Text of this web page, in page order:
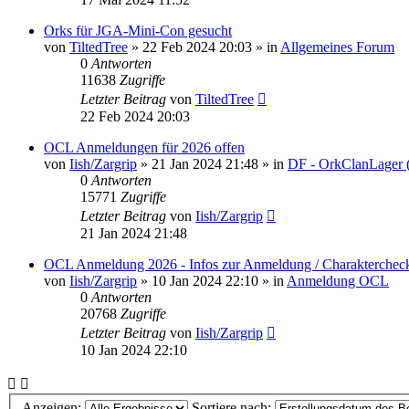
Orks für JGA-Mini-Con gesucht
von TiltedTree » 22 Feb 2024 20:03 » in Allgemeines Forum
0 Antworten
11638 Zugriffe
Letzter Beitrag von TiltedTree
22 Feb 2024 20:03
OCL Anmeldungen für 2026 offen
von Iish/Zargrip » 21 Jan 2024 21:48 » in DF - OrkClanLager
0 Antworten
15771 Zugriffe
Letzter Beitrag von Iish/Zargrip
21 Jan 2024 21:48
OCL Anmeldung 2026 - Infos zur Anmeldung /
von Iish/Zargrip » 10 Jan 2024 22:10 » in Anmeldung OCL
0 Antworten
20768 Zugriffe
Letzter Beitrag von Iish/Zargrip
10 Jan 2024 22:10